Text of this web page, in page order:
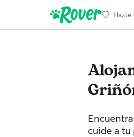
Hazte
cuide a tu